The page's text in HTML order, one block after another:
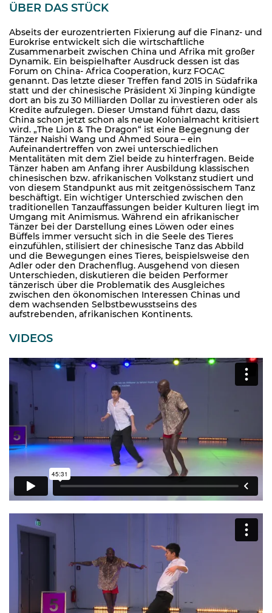
ÜBER DAS STÜCK
Abseits der eurozentrierten Fixierung auf die Finanz- und
Eurokrise entwickelt sich die wirtschaftliche
Zusammenarbeit zwischen China und Afrika mit großer
Dynamik. Ein beispielhafter Ausdruck dessen ist das
Forum on China- Africa Cooperation, kurz FOCAC
genannt. Das letzte dieser Treffen fand 2015 in Südafrika
statt und der chinesische Präsident Xi Jinping kündigte
dort an bis zu 30 Milliarden Dollar zu investieren oder als
Kredite aufzulegen. Dieser Umstand führt dazu, dass
China schon jetzt schon als neue Kolonialmacht kritisiert
wird. „The Lion & The Dragon“ ist eine Begegnung der
Tänzer Naishi Wang und Ahmed Soura – ein
Aufeinandertreffen von zwei unterschiedlichen
Mentalitäten mit dem Ziel beide zu hinterfragen. Beide
Tänzer haben am Anfang ihrer Ausbildung klassischen
chinesischen bzw. afrikanischen Volkstanz studiert und
von diesem Standpunkt aus mit zeitgenössischem Tanz
beschäftigt. Ein wichtiger Unterschied zwischen den
traditionellen Tanzauffassungen beider Kulturen liegt im
Umgang mit Animismus. Während ein afrikanischer
Tänzer bei der Darstellung eines Löwen oder eines
Büffels immer versucht sich in die Seele des Tieres
einzufühlen, stilisiert der chinesische Tanz das Abbild
und die Bewegungen eines Tieres, beispielsweise den
Adler oder den Drachenflug. Ausgehend von diesen
Unterschieden, diskutieren die beiden Performer
tänzerisch über die Problematik des Ausgleiches
zwischen den ökonomischen Interessen Chinas und
dem wachsenden Selbstbewusstseins des
aufstrebenden, afrikanischen Kontinents.
VIDEOS